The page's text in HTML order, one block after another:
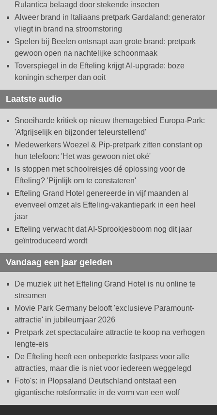
Rulantica belaagd door stekende insecten
Alweer brand in Italiaans pretpark Gardaland: generator
vliegt in brand na stroomstoring
Spelen bij Beelen ontsnapt aan grote brand: pretpark
gewoon open na nachtelijke schoonmaak
Toverspiegel in de Efteling krijgt AI-upgrade: boze
koningin scherper dan ooit
Laatste audio
Snoeiharde kritiek op nieuw themagebied Europa-Park:
'Afgrijselijk en bijzonder teleurstellend'
Medewerkers Woezel & Pip-pretpark zitten constant op
hun telefoon: 'Het was gewoon niet oké'
Is stoppen met schoolreisjes dé oplossing voor de
Efteling? 'Pijnlijk om te constateren'
Efteling Grand Hotel genereerde in vijf maanden al
evenveel omzet als Efteling-vakantiepark in een heel
jaar
Efteling verwacht dat AI-Sprookjesboom nog dit jaar
geïntroduceerd wordt
Vandaag een jaar geleden
De muziek uit het Efteling Grand Hotel is nu online te
streamen
Movie Park Germany belooft 'exclusieve Paramount-
attractie' in jubileumjaar 2026
Pretpark zet spectaculaire attractie te koop na verhogen
lengte-eis
De Efteling heeft een onbeperkte fastpass voor alle
attracties, maar die is niet voor iedereen weggelegd
Foto's: in Plopsaland Deutschland ontstaat een
gigantische rotsformatie in de vorm van een wolf